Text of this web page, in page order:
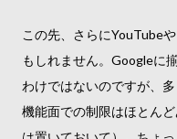
この先、さらにYouTube
もしれません。Googleに
わけではないのですが、
機能面での制限はほとん